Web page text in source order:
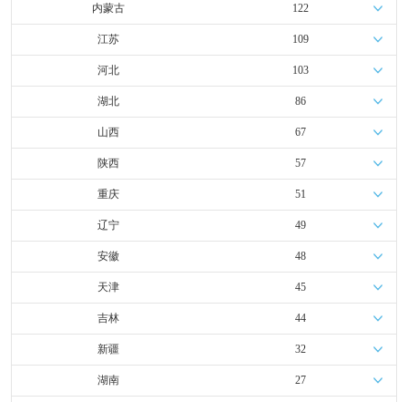
内蒙古 122
江苏 109
河北 103
湖北 86
山西 67
陕西 57
重庆 51
辽宁 49
安徽 48
天津 45
吉林 44
新疆 32
湖南 27